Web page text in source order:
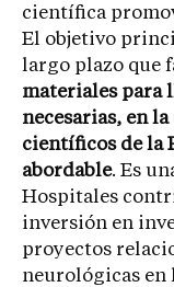
científica
El objetivo
largo plazo que
materiales para
necesarias, en
científicos de la
abordable. Es
Hospitales
inversión en
proyectos
neurológicas en